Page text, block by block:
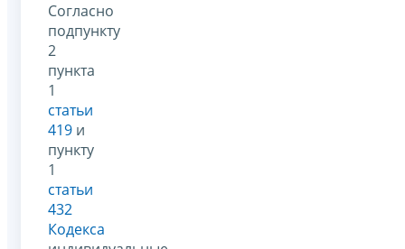
Согласно
подпункту
2
пункта
1
статьи
419 и
пункту
1
статьи
432
Кодекса